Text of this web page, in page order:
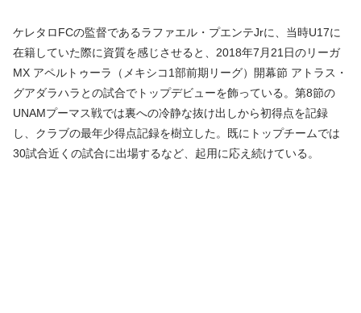
ケレタロFCの監督であるラファエル・プエンテJrに、当時U17に
在籍していた際に資質を感じさせると、2018年7月21日のリーガ
MX アペルトゥーラ（メキシコ1部前期リーグ）開幕節 アトラス・
グアダラハラとの試合でトップデビューを飾っている。第8節の
UNAMプーマス戦では裏への冷静な抜け出しから初得点を記録
し、クラブの最年少得点記録を樹立した。既にトップチームでは
30試合近くの試合に出場するなど、起用に応え続けている。